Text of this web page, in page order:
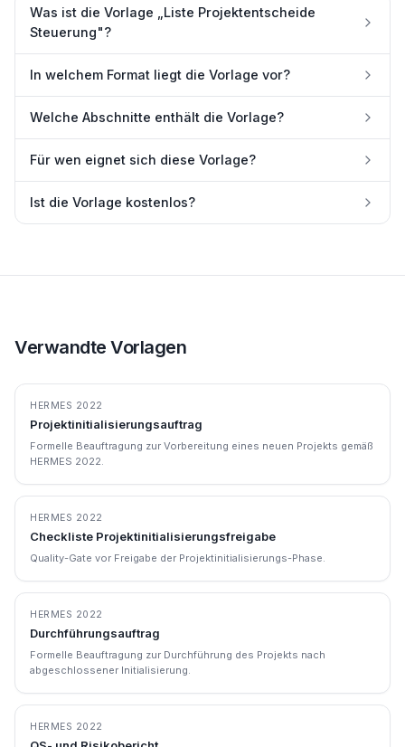
Was ist die Vorlage „Liste Projektentscheide
Steuerung"?
In welchem Format liegt die Vorlage vor?
Welche Abschnitte enthält die Vorlage?
Für wen eignet sich diese Vorlage?
Ist die Vorlage kostenlos?
Verwandte Vorlagen
HERMES 2022
Projektinitialisierungsauftrag
Formelle Beauftragung zur Vorbereitung eines neuen Projekts gemäß
HERMES 2022.
HERMES 2022
Checkliste Projektinitialisierungsfreigabe
Quality-Gate vor Freigabe der Projektinitialisierungs-Phase.
HERMES 2022
Durchführungsauftrag
Formelle Beauftragung zur Durchführung des Projekts nach
abgeschlossener Initialisierung.
HERMES 2022